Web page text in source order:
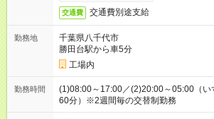
交通費 交通費別途支給
勤務地
千葉県八千代市
勝田台駅から車5分
工場内
勤務時間
(1)08:00～17:00／(2)20:00～05:00（い
60分）※2週間毎の交替制勤務